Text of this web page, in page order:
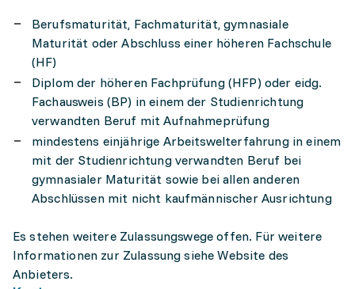
Berufsmaturität, Fachmaturität, gymnasiale
Maturität oder Abschluss einer höheren Fachschule
(HF)
Diplom der höheren Fachprüfung (HFP) oder eidg.
Fachausweis (BP) in einem der Studienrichtung
verwandten Beruf mit Aufnahmeprüfung
mindestens einjährige Arbeitswelterfahrung in einem
mit der Studienrichtung verwandten Beruf bei
gymnasialer Maturität sowie bei allen anderen
Abschlüssen mit nicht kaufmännischer Ausrichtung
Es stehen weitere Zulassungswege offen. Für weitere
Informationen zur Zulassung siehe Website des
Anbieters.